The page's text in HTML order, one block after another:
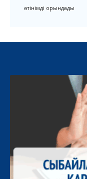
өтінімді орындады